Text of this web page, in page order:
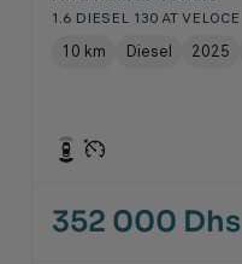
1.6 DIESEL 130 AT VELOCE
10 km Diesel 2025
352 000 Dhs